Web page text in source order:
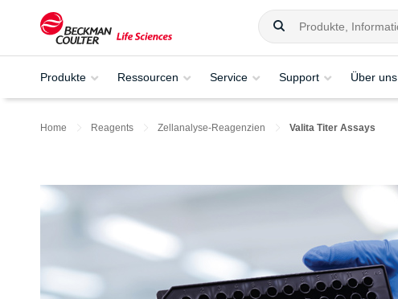
Produkte Ressourcen Service Support Über uns
Home Reagents Zellanalyse-Reagenzien Valita Titer Assays